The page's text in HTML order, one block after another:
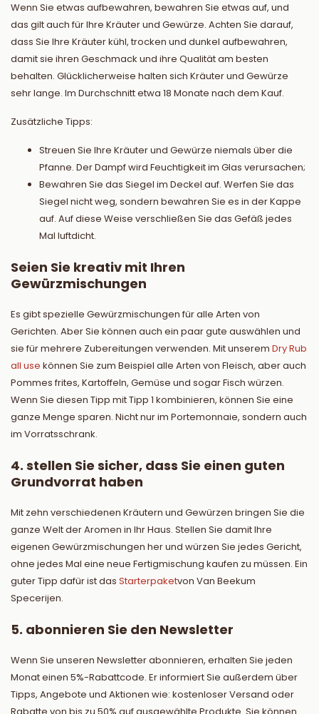
Wenn Sie etwas aufbewahren, bewahren Sie etwas auf, und
das gilt auch für Ihre Kräuter und Gewürze. Achten Sie darauf,
dass Sie Ihre Kräuter kühl, trocken und dunkel aufbewahren,
damit sie ihren Geschmack und ihre Qualität am besten
behalten. Glücklicherweise halten sich Kräuter und Gewürze
sehr lange. Im Durchschnitt etwa 18 Monate nach dem Kauf.
Zusätzliche Tipps:
Streuen Sie Ihre Kräuter und Gewürze niemals über die
Pfanne. Der Dampf wird Feuchtigkeit im Glas verursachen;
Bewahren Sie das Siegel im Deckel auf. Werfen Sie das
Siegel nicht weg, sondern bewahren Sie es in der Kappe
auf. Auf diese Weise verschließen Sie das Gefäß jedes
Mal luftdicht.
Seien Sie kreativ mit Ihren
Gewürzmischungen
Es gibt spezielle Gewürzmischungen für alle Arten von
Gerichten. Aber Sie können auch ein paar gute auswählen und
sie für mehrere Zubereitungen verwenden. Mit unserem Dry Rub
all use können Sie zum Beispiel alle Arten von Fleisch, aber auch
Pommes frites, Kartoffeln, Gemüse und sogar Fisch würzen.
Wenn Sie diesen Tipp mit Tipp 1 kombinieren, können Sie eine
ganze Menge sparen. Nicht nur im Portemonnaie, sondern auch
im Vorratsschrank.
4. stellen Sie sicher, dass Sie einen guten
Grundvorrat haben
Mit zehn verschiedenen Kräutern und Gewürzen bringen Sie die
ganze Welt der Aromen in Ihr Haus. Stellen Sie damit Ihre
eigenen Gewürzmischungen her und würzen Sie jedes Gericht,
ohne jedes Mal eine neue Fertigmischung kaufen zu müssen. Ein
guter Tipp dafür ist das Starterpaketvon Van Beekum
Specerijen.
5. abonnieren Sie den Newsletter
Wenn Sie unseren Newsletter abonnieren, erhalten Sie jeden
Monat einen 5%-Rabattcode. Er informiert Sie außerdem über
Tipps, Angebote und Aktionen wie: kostenloser Versand oder